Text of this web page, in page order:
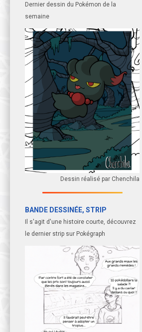
Dernier dessin du Pokémon de la
semaine
Dessin réalisé par Chenchila
BANDE DESSINÉE, STRIP
Il s'agit d'une histoire courte, découvrez
le dernier strip sur Pokégraph